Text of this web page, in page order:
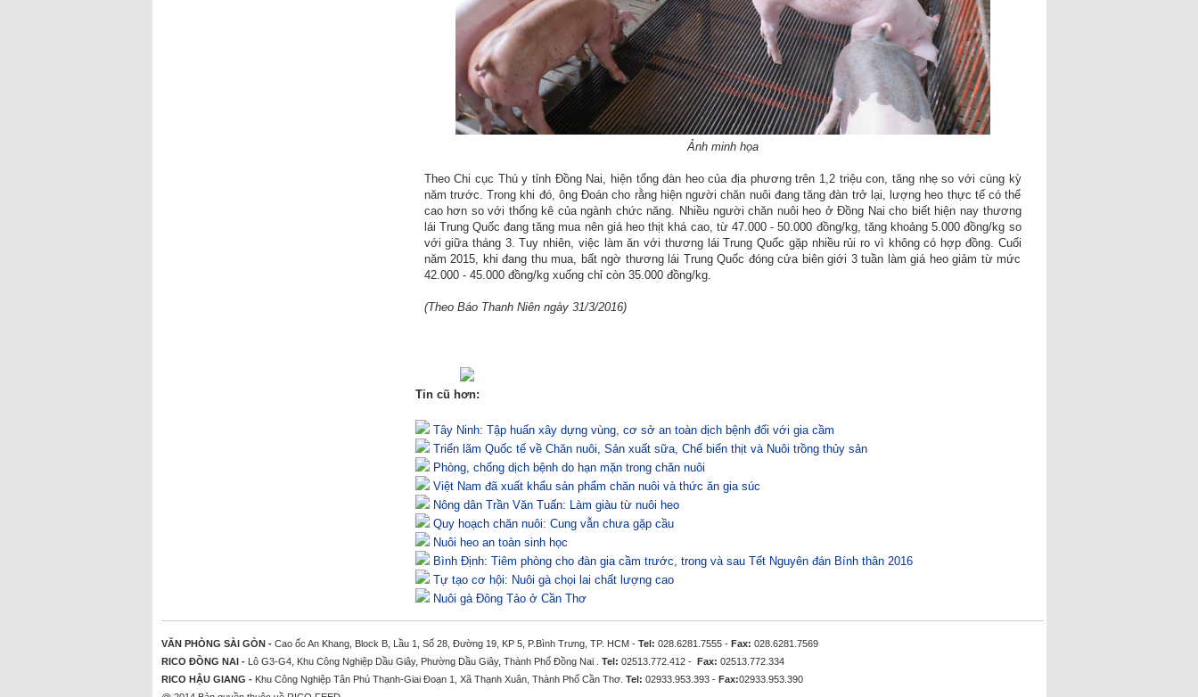
Ảnh minh họa
Theo Chi cục Thú y tỉnh Đồng Nai, hiện tổng đàn heo của địa phương trên 1,2 triệu con, tăng nhẹ so với cùng kỳ
năm trước. Trong khi đó, ông Đoán cho rằng hiện người chăn nuôi đang tăng đàn trở lại, lượng heo thực tế có thể
cao hơn so với thống kê của ngành chức năng. Nhiều người chăn nuôi heo ở Đồng Nai cho biết hiện nay thương
lái Trung Quốc đang tăng mua nên giá heo thịt khá cao, từ 47.000 - 50.000 đồng/kg, tăng khoảng 5.000 đồng/kg so
với giữa tháng 3. Tuy nhiên, việc làm ăn với thương lái Trung Quốc gặp nhiều rủi ro vì không có hợp đồng. Cuối
năm 2015, khi đang thu mua, bất ngờ thương lái Trung Quốc đóng cửa biên giới 3 tuần làm giá heo giảm từ mức
42.000 - 45.000 đồng/kg xuống chỉ còn 35.000 đồng/kg.
(Theo Báo Thanh Niên ngày 31/3/2016)
Tin cũ hơn:
Tây Ninh: Tập huấn xây dựng vùng, cơ sở an toàn dịch bệnh đối với gia cầm
Triển lãm Quốc tế về Chăn nuôi, Sản xuất sữa, Chế biến thịt và Nuôi trồng thủy sản
Phòng, chống dịch bệnh do hạn mặn trong chăn nuôi
Việt Nam đã xuất khẩu sản phẩm chăn nuôi và thức ăn gia súc
Nông dân Trần Văn Tuấn: Làm giàu từ nuôi heo
Quy hoạch chăn nuôi: Cung vẫn chưa gặp cầu
Nuôi heo an toàn sinh học
Bình Định: Tiêm phòng cho đàn gia cầm trước, trong và sau Tết Nguyên đán Bính thân 2016
Tự tạo cơ hội: Nuôi gà chọi lai chất lượng cao
Nuôi gà Đông Tảo ở Cần Thơ
VĂN PHÒNG SÀI GÒN - Cao ốc An Khang, Block B, Lầu 1, Số 28, Đường 19, KP 5, P.Bình Trưng, TP. HCM - Tel: 028.6281.7555 - Fax: 028.6281.7569
RICO ĐỒNG NAI - Lô G3-G4, Khu Công Nghiệp Dầu Giây, Phường Dầu Giây, Thành Phố Đồng Nai . Tel: 02513.772.412 - Fax: 02513.772.334
RICO HẬU GIANG - Khu Công Nghiệp Tân Phú Thạnh-Giai Đoạn 1, Xã Thạnh Xuân, Thành Phố Cần Thơ. Tel: 02933.953.393 - Fax:02933.953.390